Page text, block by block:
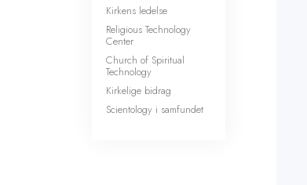
Kirkens ledelse
Religious Technology
Center
Church of Spiritual
Technology
Kirkelige bidrag
Scientology i samfundet